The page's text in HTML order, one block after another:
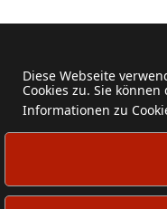
Diese Webseite
Cookies zu. Sie
Informationen zu